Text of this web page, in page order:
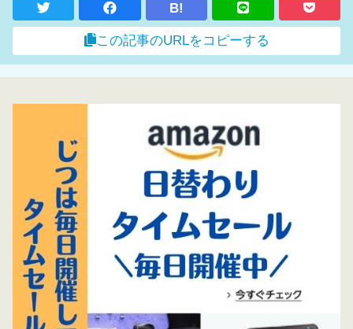
B!
この記事のURLをコピーする